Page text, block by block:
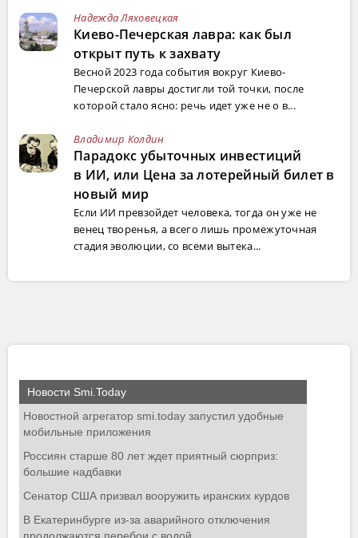
Надежда Ляховецкая
Киево-Печерская лавра: как был
открыт путь к захвату
Весной 2023 года события вокруг Киево-
Печерской лавры достигли той точки, после
которой стало ясно: речь идет уже не о в...
Владимир Колдин
Парадокс убыточных инвестиций
в ИИ, или Цена за лотерейный билет в
новый мир
Если ИИ превзойдет человека, тогда он уже не
венец творенья, а всего лишь промежуточная
стадия эволюции, со всеми вытека...